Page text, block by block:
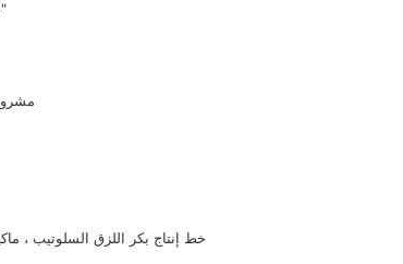
شركات تصنيع السلوتيب في مصر" سعر طن السلوتيب" "ماكينة سلوتيب"
خط إنتاج بكر اللزق السلوتيب ،